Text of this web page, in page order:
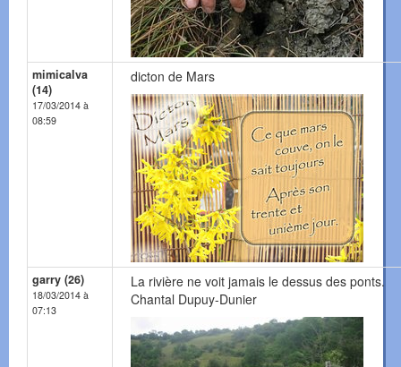
mimicalva
(14)
17/03/2014 à
08:59
dicton de Mars
garry (26)
18/03/2014 à
07:13
La rivière ne voit jamais le dessus des ponts.
Chantal Dupuy-Dunier